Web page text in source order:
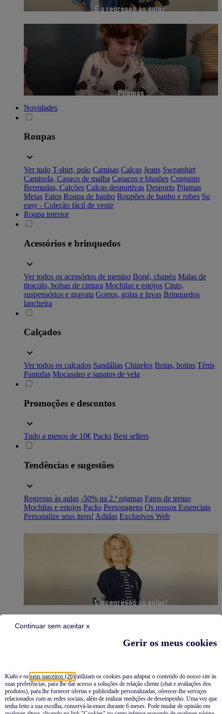
Gerir os meus cookies
Kiabi e os seus parceiros (26) utilizam os cookies para adaptar o conteúdo do nosso site às
suas preferências, para lhe dar acesso a soluções de relação cliente (chat e avaliações dos
produtos), para lhe fornecer ofertas e publicidade personalizadas, oferecer-lhe serviços
relacionados com as redes sociais, além de realizar medições de desempenho. Uma vez que
tenha feito a sua escolha, conservá-la-emos durante 6 meses. Pode mudar de opinião em
Continuar sem aceitar x
É o regresso às aulas!
Pijamas
Novidades
Roupas
Ver tudo T-shirt, polo Camisas Calças Jeans Sweatshirt
Camisola, Casaco de malha Casacos e blusões Conjunto
Bermudas, Calções Calças desportivas Desporto Pijamas
Meias Fatos Roupa de banho Roupões de banho e robes So
easy - Coleção fácil de vestir
Roupa interior
Acessórios e brinquedos
Ver todos os acessórios de menino Boné, chapéu Malas de
tiracolo, bolsas de cintura Mochilas e estojos Cinto,
suspensórios e gravata Gorros, golas e luvas Brinquedos
lancheira
Calçados
Ver todos os calçados Sandálias Chinelos Botas, botins Ténis
Pantufas Mocassins e sapatos de vela
Promoções e descontos
Tudo a menos de 10€ Packs Best sellers
Tendências e sugestões
Regresso às aulas -50% na 2.ª pijamas Fatos de treino
Mochilas e estojos Packs Personagens Os nossos Essenciais
Personalize seus itens! Adidas Exclusivos Web
É o regresso às aulas!
Pijamas
Novidades